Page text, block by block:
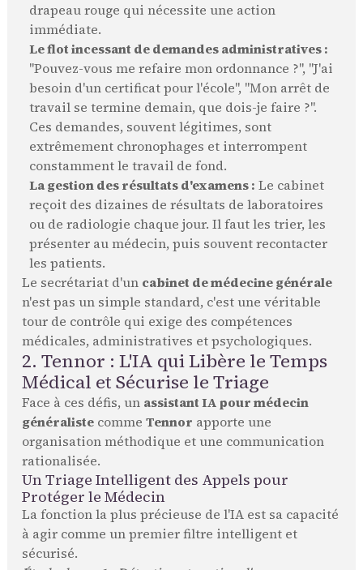
drapeau rouge qui nécessite une action
immédiate.
Le flot incessant de demandes administratives :
"Pouvez-vous me refaire mon ordonnance ?", "J'ai
besoin d'un certificat pour l'école", "Mon arrêt de
travail se termine demain, que dois-je faire ?".
Ces demandes, souvent légitimes, sont
extrêmement chronophages et interrompent
constamment le travail de fond.
La gestion des résultats d'examens : Le cabinet
reçoit des dizaines de résultats de laboratoires
ou de radiologie chaque jour. Il faut les trier, les
présenter au médecin, puis souvent recontacter
les patients.
Le secrétariat d'un cabinet de médecine générale
n'est pas un simple standard, c'est une véritable
tour de contrôle qui exige des compétences
médicales, administratives et psychologiques.
2. Tennor : L'IA qui Libère le Temps
Médical et Sécurise le Triage
Face à ces défis, un assistant IA pour médecin
généralistecomme Tennor apporte une
organisation méthodique et une communication
rationalisée.
Un Triage Intelligent des Appels pour
Protéger le Médecin
La fonction la plus précieuse de l'IA est sa capacité
à agir comme un premier filtre intelligent et
sécurisé.